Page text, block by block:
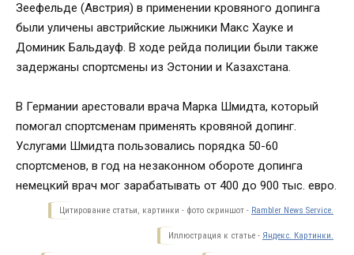
Зеефельде (Австрия) в применении кровяного допинга
были уличены австрийские лыжники Макс Хауке и
Доминик Бальдауф. В ходе рейда полиции были также
задержаны спортсмены из Эстонии и Казахстана.
В Германии арестовали врача Марка Шмидта, который
помогал спортсменам применять кровяной допинг.
Услугами Шмидта пользовались порядка 50-60
спортсменов, в год на незаконном обороте допинга
немецкий врач мог зарабатывать от 400 до 900 тыс. евро.
Цитирование статьи, картинки - фото скриншот - Rambler News Service.
Иллюстрация к статье - Яндекс. Картинки.